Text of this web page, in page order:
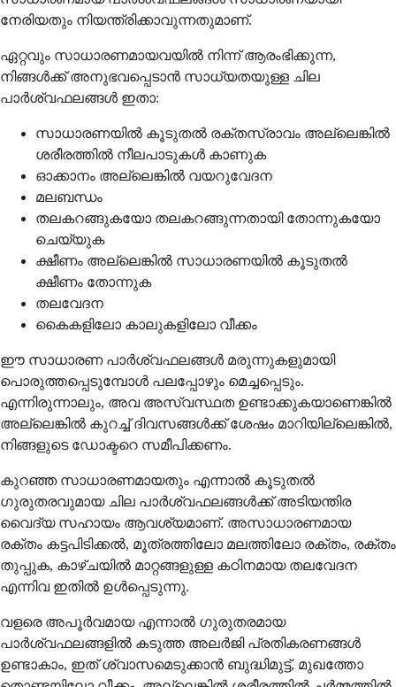
നേരിയതും നിയന്ത്രിക്കാവുന്നതുമാണ്.
ഏറ്റവും സാധാരണമായവയിൽ നിന്ന് ആരംഭിക്കുന്ന,
നിങ്ങൾക്ക് അനുഭവപ്പെടാൻ സാധ്യതയുള്ള ചില
പാർശ്വഫലങ്ങൾ ഇതാ:
സാധാരണയിൽ കൂടുതൽ രക്തസ്രാവം അല്ലെങ്കിൽ
ശരീരത്തിൽ നീലപാടുകൾ കാണുക
ഓക്കാനം അല്ലെങ്കിൽ വയറുവേദന
മലബന്ധം
തലകറങ്ങുകയോ തലകറങ്ങുന്നതായി തോന്നുകയോ
ചെയ്യുക
ക്ഷീണം അല്ലെങ്കിൽ സാധാരണയിൽ കൂടുതൽ
ക്ഷീണം തോന്നുക
തലവേദന
കൈകളിലോ കാലുകളിലോ വീക്കം
ഈ സാധാരണ പാർശ്വഫലങ്ങൾ മരുന്നുകളുമായി
പൊരുത്തപ്പെടുമ്പോൾ പലപ്പോഴും മെച്ചപ്പെടും.
എന്നിരുന്നാലും, അവ അസ്വസ്ഥത ഉണ്ടാക്കുകയാണെങ്കിൽ
അല്ലെങ്കിൽ കുറച്ച് ദിവസങ്ങൾക്ക് ശേഷം മാറിയില്ലെങ്കിൽ,
നിങ്ങളുടെ ഡോക്ടറെ സമീപിക്കണം.
കുറഞ്ഞ സാധാരണമായതും എന്നാൽ കൂടുതൽ
ഗുരുതരവുമായ ചില പാർശ്വഫലങ്ങൾക്ക് അടിയന്തിര
വൈദ്യ സഹായം ആവശ്യമാണ്. അസാധാരണമായ
രക്തം കട്ടപിടിക്കൽ, മൂത്രത്തിലോ മലത്തിലോ രക്തം, രക്തം
തുപ്പുക, കാഴ്ചയിൽ മാറ്റങ്ങളുള്ള കഠിനമായ തലവേദന
എന്നിവ ഇതിൽ ഉൾപ്പെടുന്നു.
വളരെ അപൂർവമായ എന്നാൽ ഗുരുതരമായ
പാർശ്വഫലങ്ങളിൽ കടുത്ത അലർജി പ്രതികരണങ്ങൾ
ഉണ്ടാകാം, ഇത് ശ്വാസമെടുക്കാൻ ബുദ്ധിമുട്ട്, മുഖത്തോ